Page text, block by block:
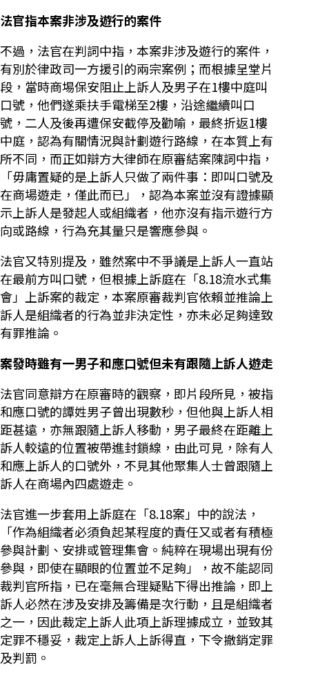
法官指本案非涉及遊行的案件
不過，法官在判詞中指，本案非涉及遊行的案件，
有別於律政司一方援引的兩宗案例；而根據呈堂片
段，當時商埸保安阻止上訴人及男子在1樓中庭叫
口號，他們遂乘扶手電梯至2樓，沿途繼續叫口
號，二人及後再遭保安截停及勸喻，最終折返1樓
中庭，認為有關情況與計劃遊行路線，在本質上有
所不同，而正如辯方大律師在原審結案陳詞中指，
「毋庸置疑的是上訴人只做了兩件事：即叫口號及
在商場遊走，僅此而已」，認為本案並沒有證據顯
示上訴人是發起人或組織者，他亦沒有指示遊行方
向或路線，行為充其量只是響應參與。
法官又特別提及，雖然案中不爭議是上訴人一直站
在最前方叫口號，但根據上訴庭在「8.18流水式集
會」上訴案的裁定，本案原審裁判官依賴並推論上
訴人是組織者的行為並非決定性，亦未必足夠達致
有罪推論。
案發時雖有一男子和應口號但未有跟隨上訴人遊走
法官同意辯方在原審時的觀察，即片段所見，被指
和應口號的譚姓男子曾出現數秒，但他與上訴人相
距甚遠，亦無跟隨上訴人移動，男子最終在距離上
訴人較遠的位置被帶進封鎖線，由此可見，除有人
和應上訴人的口號外，不見其他聚集人士曾跟隨上
訴人在商場內四處遊走。
法官進一步套用上訴庭在「8.18案」中的說法，
「作為組織者必須負起某程度的責任又或者有積極
參與計劃、安排或管理集會。純粹在現場出現有份
參與，即使在顯眼的位置並不足夠」，故不能認同
裁判官所指，已在毫無合理疑點下得出推論，即上
訴人必然在涉及安排及籌備是次行動，且是組織者
之一，因此裁定上訴人此項上訴理據成立，並致其
定罪不穩妥，裁定上訴人上訴得直，下令撤銷定罪
及判罰。